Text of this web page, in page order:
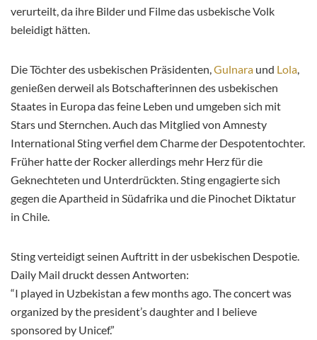
verurteilt, da ihre Bilder und Filme das usbekische Volk
beleidigt hätten.
Die Töchter des usbekischen Präsidenten,Gulnara und Lola,
genießen derweil als Botschafterinnen des usbekischen
Staates in Europa das feine Leben und umgeben sich mit
Stars und Sternchen. Auch das Mitglied von Amnesty
International Sting verfiel dem Charme der Despotentochter.
Früher hatte der Rocker allerdings mehr Herz für die
Geknechteten und Unterdrückten. Sting engagierte sich
gegen die Apartheid in Südafrika und die Pinochet Diktatur
in Chile.
Sting verteidigt seinen Auftritt in der usbekischen Despotie.
Daily Mail druckt dessen Antworten:
“I played in Uzbekistan a few months ago. The concert was
organized by the president’s daughter and I believe
sponsored by Unicef.”